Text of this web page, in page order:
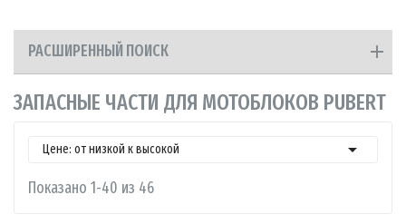
РАСШИРЕННЫЙ ПОИСК
ЗАПАСНЫЕ ЧАСТИ ДЛЯ МОТОБЛОКОВ PUBERT
Цене: от низкой к высокой 
Показано 1-40 из 46